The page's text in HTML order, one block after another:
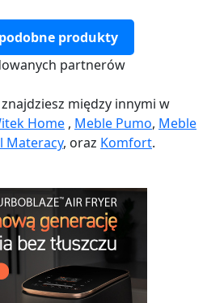
produkty
partnerów
między innymi w
Home , Meble Pumo, Meble
Materacy, oraz Komfort.